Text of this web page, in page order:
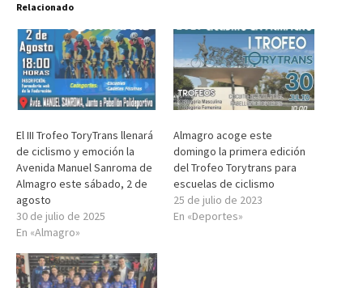
Relacionado
El III Trofeo ToryTrans llenará
de ciclismo y emoción la
Avenida Manuel Sanroma de
Almagro este sábado, 2 de
agosto
30 de julio de 2025
En «Almagro»
Almagro acoge este
domingo la primera edición
del Trofeo Torytrans para
escuelas de ciclismo
25 de julio de 2023
En «Deportes»